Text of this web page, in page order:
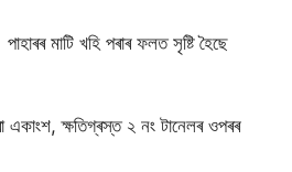
মাটি খহি পৰাৰ ফলত সৃষ্টি হৈছে
একাংশ, ক্ষতিগ্ৰস্ত ২ নং টানেলৰ ওপৰৰ